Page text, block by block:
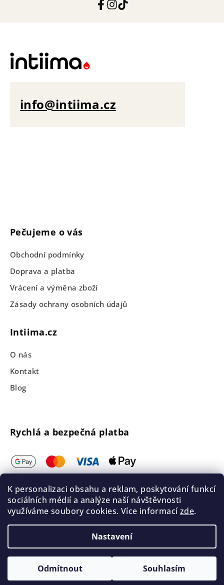
K personalizaci obsahu a reklam, poskytování funkcí
sociálních médií a analýze naší návštěvnosti
využíváme soubory cookies. Více informacízde.
Nastavení
Odmítnout Souhlasím
info@intiima.cz
Pečujeme o vás
Obchodní podmínky
Doprava a platba
Vrácení a výměna zboží
Zásady ochrany osobních údajů
Intiima.cz
O nás
Kontakt
Blog
Rychlá a bezpečná platba
Intiima.cz © Všechna práva vyhrazena 2026